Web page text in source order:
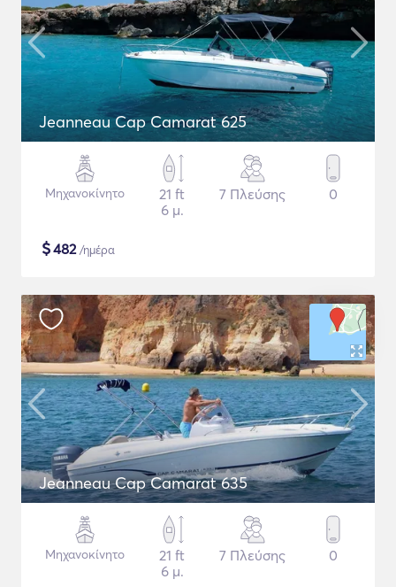
Jeanneau Cap Camarat 625
Μηχανοκίνητο
21 ft
6 μ.
7 Πλεύσης 0
$482/ημέρα
Jeanneau Cap Camarat 635
Μηχανοκίνητο
21 ft
6 μ.
7 Πλεύσης 0